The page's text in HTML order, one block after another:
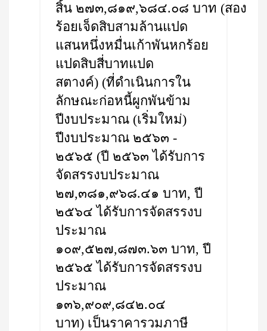
สิ้น ๒๗๓,๘๑๙,๖๘๔.๐๘ บาท (สอง
ร้อยเจ็ดสิบสามล้านแปด
แสนหนึ่งหมื่นเก้าพันหกร้อย
แปดสิบสี่บาทแปด
สตางค์) (ที่ดำเนินการใน
ลักษณะก่อหนี้ผูกพันข้าม
ปีงบประมาณ (เริ่มใหม่)
ปีงบประมาณ ๒๕๖๓ -
๒๕๖๕ (ปี ๒๕๖๓ ได้รับการ
จัดสรรงบประมาณ
๒๗,๓๘๑,๙๖๘.๔๑ บาท, ปี
๒๕๖๔ ได้รับการจัดสรรงบ
ประมาณ
๑๐๙,๕๒๗,๘๗๓.๖๓ บาท, ปี
๒๕๖๕ ได้รับการจัดสรรงบ
ประมาณ
๑๓๖,๙๐๙,๘๔๒.๐๔
บาท) เป็นราคารวมภาษี